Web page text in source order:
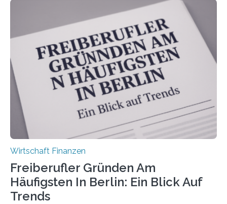
Bundesverbands Deutscher Versicherungskaufleute e.V.
durchgeführt haben. Die Studie basiert auf den
Antworten von 1.440 selbstständigen
Versicherungsvertreter*innen und -makler*innen. Ein
Ergebnis: Deutlich mehr als die Hälfte der Befragten ist
über 50 Jahre alt und wird in den nächsten Jahren eine
Nachfolgeregelung benötigen. Aber nur ein Drittel hat
bereits Regelungen…
Wirtschaft Finanzen
Freiberufler Gründen Am
Häufigsten In Berlin: Ein Blick Auf
Trends